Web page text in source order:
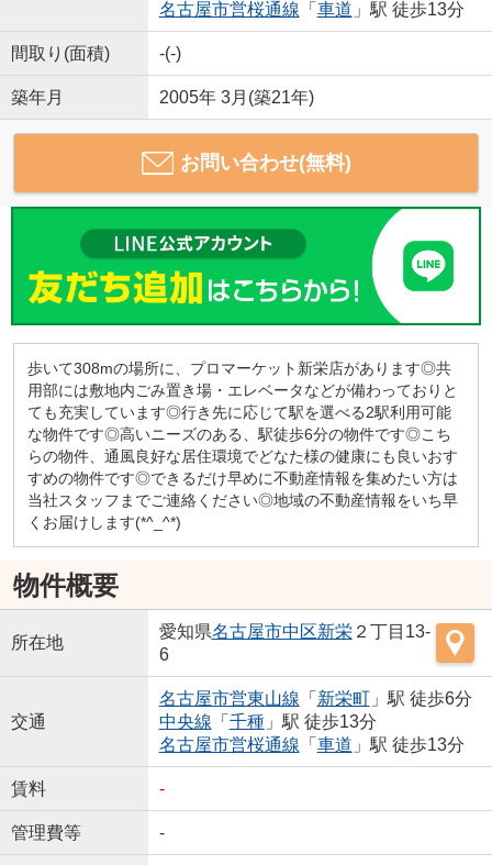
名古屋市営桜通線 「 車道 」駅 徒歩13分
間取り(面積) -(-)
築年月 2005年 3月(築21年)
お問い合わせ(無料)
歩いて308mの場所に、プロマーケット新栄店があります◎共
用部には敷地内ごみ置き場・エレベータなどが備わっておりと
ても充実しています◎行き先に応じて駅を選べる2駅利用可能
な物件です◎高いニーズのある、駅徒歩6分の物件です◎こち
らの物件、通風良好な居住環境でどなた様の健康にも良いおす
すめの物件です◎できるだけ早めに不動産情報を集めたい方は
当社スタッフまでご連絡ください◎地域の不動産情報をいち早
くお届けします(*^_^*)
物件概要
所在地
愛知県名古屋市中区新栄２丁目13-
6
交通
名古屋市営東山線 「 新栄町」駅 徒歩6分
中央線 「 千種」駅 徒歩13分
名古屋市営桜通線 「 車道 」駅 徒歩13分
賃料 -
管理費等 -